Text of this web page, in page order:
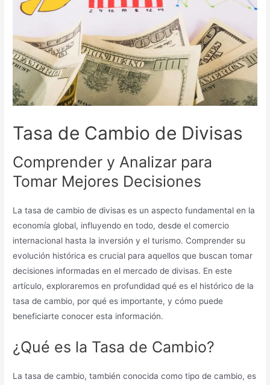
Tasa de Cambio de Divisas
Comprender y Analizar para
Tomar Mejores Decisiones
La tasa de cambio de divisas es un aspecto fundamental en la
economía global, influyendo en todo, desde el comercio
internacional hasta la inversión y el turismo. Comprender su
evolución histórica es crucial para aquellos que buscan tomar
decisiones informadas en el mercado de divisas. En este
artículo, exploraremos en profundidad qué es el histórico de la
tasa de cambio, por qué es importante, y cómo puede
beneficiarte conocer esta información.
¿Qué es la Tasa de Cambio?
La tasa de cambio, también conocida como tipo de cambio, es